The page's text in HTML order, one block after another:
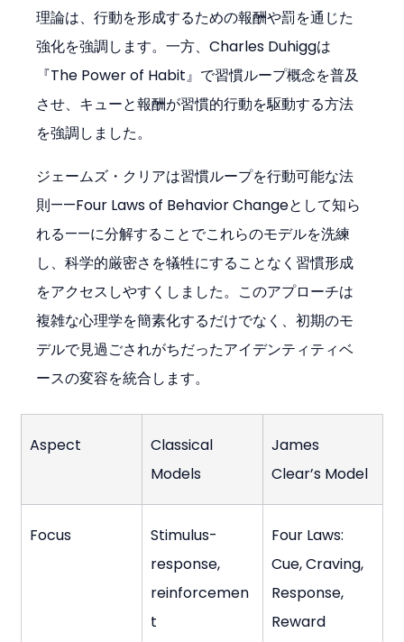
理論は、行動を形成するための報酬や罰を通じた
強化を強調します。一方、Charles Duhiggは
『The Power of Habit』で習慣ループ概念を普及
させ、キューと報酬が習慣的行動を駆動する方法
を強調しました。
ジェームズ・クリアは習慣ループを行動可能な法
則——Four Laws of Behavior Changeとして知ら
れる——に分解することでこれらのモデルを洗練
し、科学的厳密さを犠牲にすることなく習慣形成
をアクセスしやすくしました。このアプローチは
複雑な心理学を簡素化するだけでなく、初期のモ
デルで見過ごされがちだったアイデンティティベ
ースの変容を統合します。
Aspect
Classical
Models
James
Clear’s Model
Focus
Stimulus-
response,
reinforcemen
t
Four Laws:
Cue, Craving,
Response,
Reward